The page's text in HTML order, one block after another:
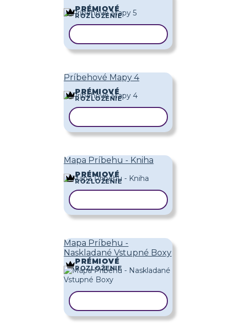
PRÉMIOVÉ
ROZLOŽENIE
Príbehové Mapy 4
PRÉMIOVÉ
ROZLOŽENIE
Mapa Príbehu - Kniha
PRÉMIOVÉ
ROZLOŽENIE
Mapa Príbehu -
Naskladané Vstupné Boxy
PRÉMIOVÉ
ROZLOŽENIE